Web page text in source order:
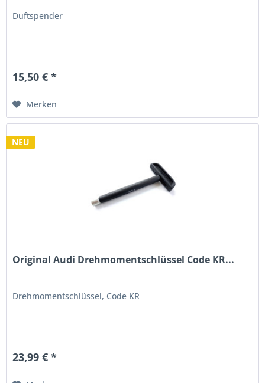
Duftspender
15,50 € *
Merken
NEU
Original Audi Drehmomentschlüssel Code KR...
Drehmomentschlüssel, Code KR
23,99 € *